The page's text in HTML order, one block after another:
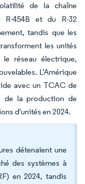
de la chaîne
R-454B et du R-32
tandis que les
les unités
réseau électrique,
L'Amérique
avec un TCAC de
de la production de
d'unités en 2024.
détenaient une
des systèmes à
en 2024, tandis